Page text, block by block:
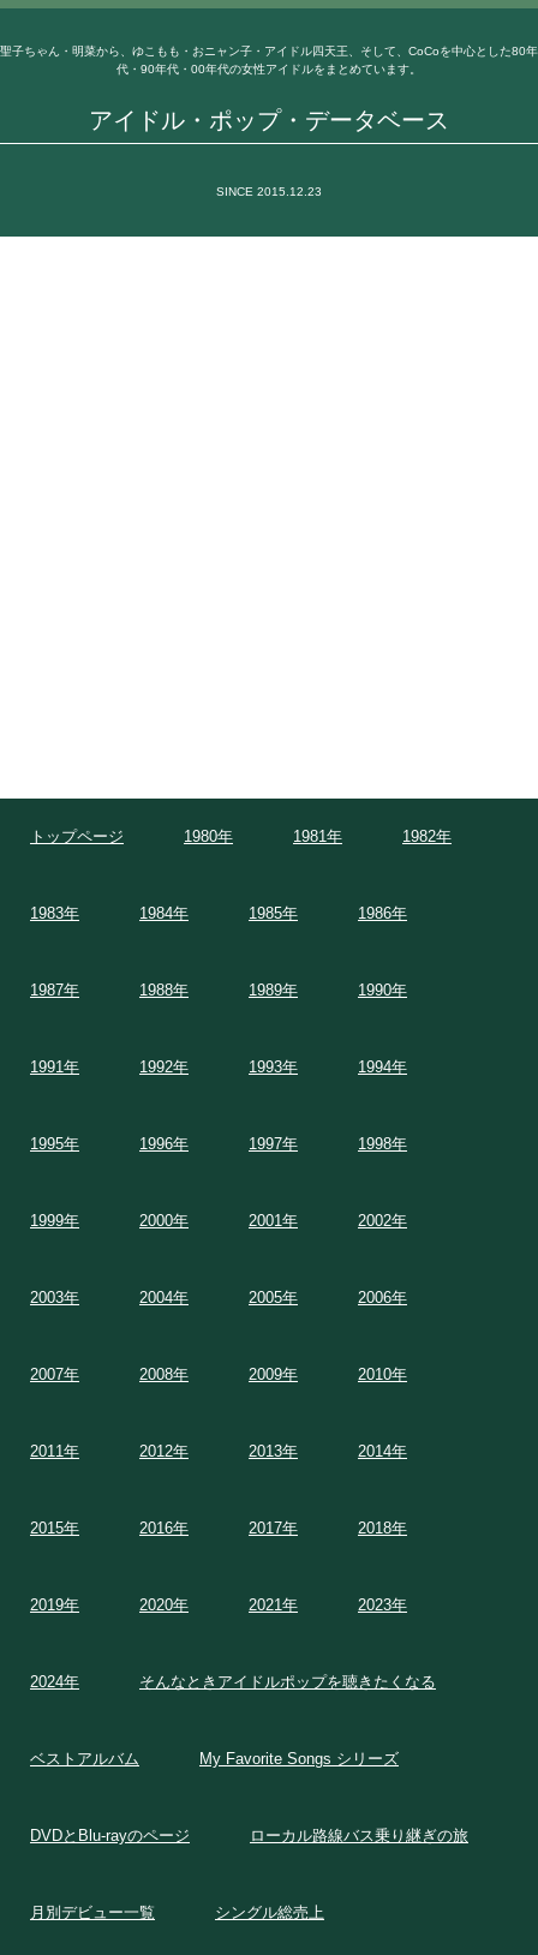
アイドル・ポップ・データベース
聖子ちゃん・明菜から、ゆこもも・おニャン子・アイドル四天王、そして、CoCoを中心とした80年
代・90年代・00年代の女性アイドルをまとめています。
SINCE 2015.12.23
トップページ 1980年 1981年 1982年
1983年 1984年 1985年 1986年
1987年 1988年 1989年 1990年
1991年 1992年 1993年 1994年
1995年 1996年 1997年 1998年
1999年 2000年 2001年 2002年
2003年 2004年 2005年 2006年
2007年 2008年 2009年 2010年
2011年 2012年 2013年 2014年
2015年 2016年 2017年 2018年
2019年 2020年 2021年 2023年
2024年 そんなときアイドルポップを聴きたくなる
ベストアルバム My Favorite Songs シリーズ
DVDとBlu-rayのページ ローカル路線バス乗り継ぎの旅
月別デビュー一覧 シングル総売上